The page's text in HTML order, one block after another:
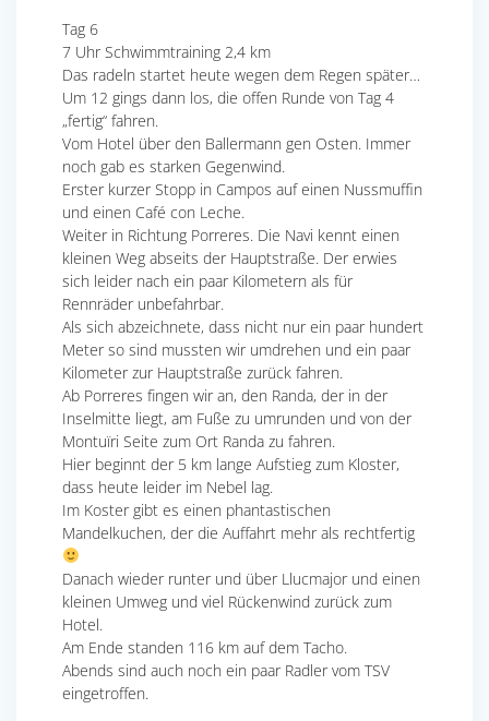
Tag 6
7 Uhr Schwimmtraining 2,4 km
Das radeln startet heute wegen dem Regen später…
Um 12 gings dann los, die offen Runde von Tag 4
„fertig“ fahren.
Vom Hotel über den Ballermann gen Osten. Immer
noch gab es starken Gegenwind.
Erster kurzer Stopp in Campos auf einen Nussmuffin
und einen Café con Leche.
Weiter in Richtung Porreres. Die Navi kennt einen
kleinen Weg abseits der Hauptstraße. Der erwies
sich leider nach ein paar Kilometern als für
Rennräder unbefahrbar.
Als sich abzeichnete, dass nicht nur ein paar hundert
Meter so sind mussten wir umdrehen und ein paar
Kilometer zur Hauptstraße zurück fahren.
Ab Porreres fingen wir an, den Randa, der in der
Inselmitte liegt, am Fuße zu umrunden und von der
Montuïri Seite zum Ort Randa zu fahren.
Hier beginnt der 5 km lange Aufstieg zum Kloster,
dass heute leider im Nebel lag.
Im Koster gibt es einen phantastischen
Mandelkuchen, der die Auffahrt mehr als rechtfertig
Danach wieder runter und über Llucmajor und einen
kleinen Umweg und viel Rückenwind zurück zum
Hotel.
Am Ende standen 116 km auf dem Tacho.
Abends sind auch noch ein paar Radler vom TSV
eingetroffen.